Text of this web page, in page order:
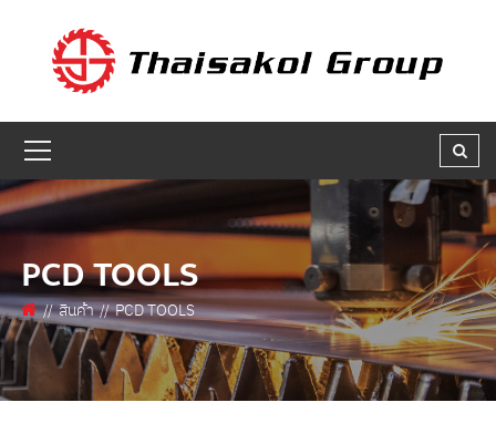
GET A QUOTE
ชื่อบริษัท :
เบอร์ติดต่อกลับ * :
อีเมล * :
PCD TOOLS
สินค้า PCD TOOLS